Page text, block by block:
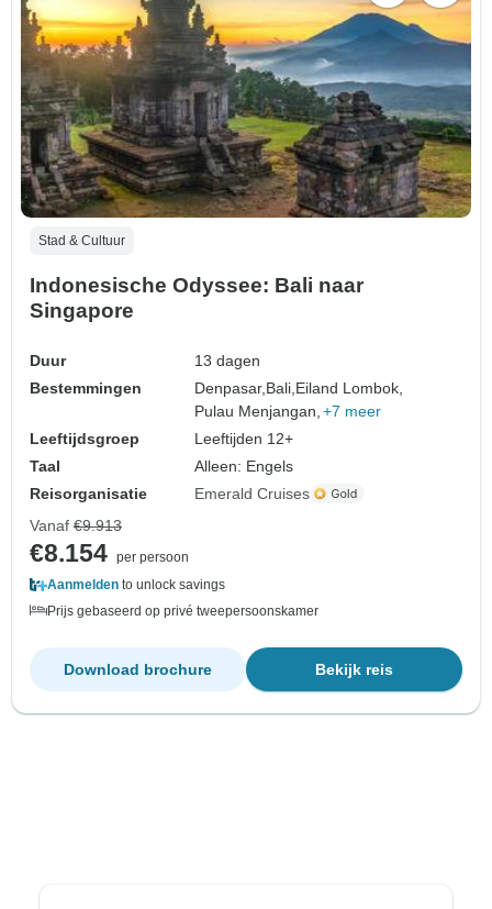
Stad & Cultuur
Indonesische Odyssee: Bali naar
Singapore
Duur
13 dagen
Bestemmingen
Denpasar, Bali, Eiland Lombok,
Pulau Menjangan, +7 meer
Leeftijdsgroep
Leeftijden 12+
Taal
Alleen: Engels
Reisorganisatie
Emerald Cruises
Vanaf €9.913
€8.154 per persoon
Aanmelden to unlock savings
Prijs gebaseerd op privé tweepersoonskamer
Bekijk reis
Download brochure